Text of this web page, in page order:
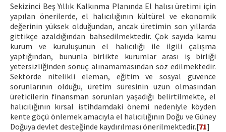
Sekizinci Beş Yıllık Kalkınma Planında El halısı üretimi için
yapılan önerilerde, el halıcılığının kültürel ve ekonomik
değerinin yüksek olduğundan, ancak üretimin son yıllarda
gittikçe azaldığından bahsedilmektedir. Çok sayıda kamu
kurum ve kuruluşunun el halıcılığı ile ilgili çalışma
yaptığından, bununla birlikte kurumlar arası iş birliği
yetersizliğinden sonuç alınamamasından söz edilmektedir.
Sektörde nitelikli eleman, eğitim ve sosyal güvence
sorunlarının olduğu, üretim süresinin uzun olmasından
üreticilerin finansman sorunları yaşadığı belirtilmekte, el
halıcılığının kırsal istihdamdaki önemi nedeniyle köyden
kente göçü önlemek amacıyla el halıcılığının Doğu ve Güney
Doğuya devlet desteğinde kaydırılması önerilmektedir.[71]